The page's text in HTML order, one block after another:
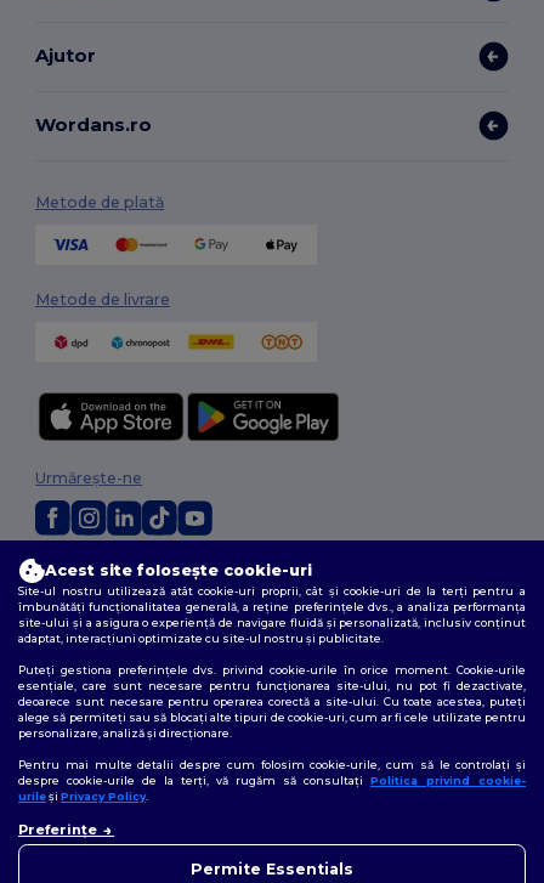
Ajutor
Wordans.ro
Metode de plată
Metode de livrare
2026. Toate drepturile rezervate
Termeni și condiții| Politica de confidențialitate|Politica privind cookie-
urile|Sitemap
Urmărește-ne
Acest site folosește cookie-uri
Site-ul nostru utilizează atât cookie-uri proprii, cât și cookie-uri de la terți pentru a
îmbunătăți funcționalitatea generală, a reține preferințele dvs., a analiza performanța
site-ului și a asigura o experiență de navigare fluidă și personalizată, inclusiv conținut
adaptat, interacțiuni optimizate cu site-ul nostru și publicitate.
Puteți gestiona preferințele dvs. privind cookie-urile în orice moment. Cookie-urile
esențiale, care sunt necesare pentru funcționarea site-ului, nu pot fi dezactivate,
deoarece sunt necesare pentru operarea corectă a site-ului. Cu toate acestea, puteți
alege să permiteți sau să blocați alte tipuri de cookie-uri, cum ar fi cele utilizate pentru
personalizare, analiză și direcționare.
Pentru mai multe detalii despre cum folosim cookie-urile, cum să le controlați și
despre cookie-urile de la terți, vă rugăm să consultați Politica privind cookie-
urileși Privacy Policy.
Preferințe
Permite Essentials
în orice moment. Chatbot-ul